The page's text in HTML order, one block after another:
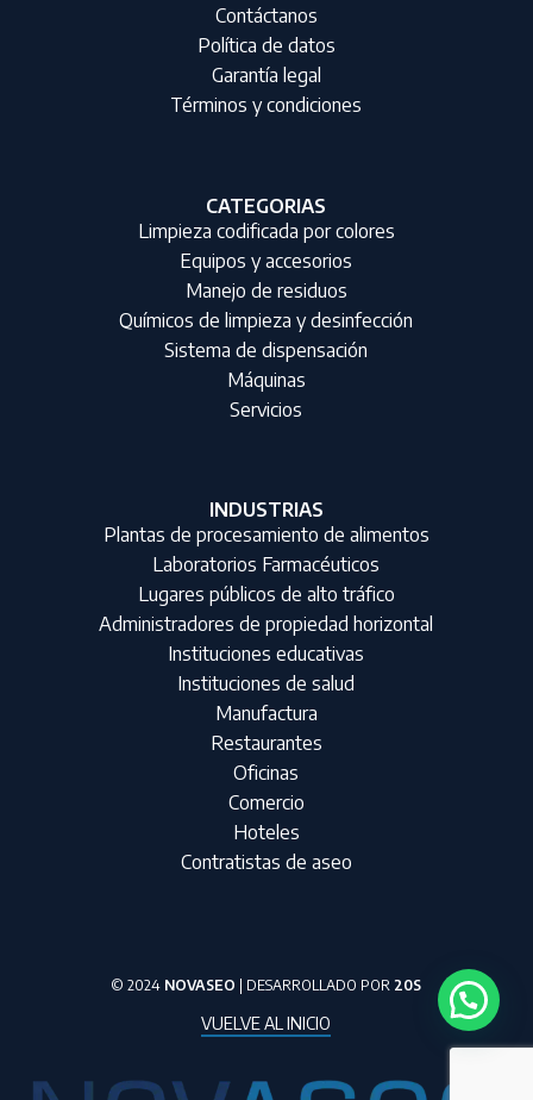
Contáctanos
Política de datos
Garantía legal
Términos y condiciones
CATEGORIAS
Limpieza codificada por colores
Equipos y accesorios
Manejo de residuos
Químicos de limpieza y desinfección
Sistema de dispensación
Máquinas
Servicios
INDUSTRIAS
Plantas de procesamiento de alimentos
Laboratorios Farmacéuticos
Lugares públicos de alto tráfico
Administradores de propiedad horizontal
Instituciones educativas
Instituciones de salud
Manufactura
Restaurantes
Oficinas
Comercio
Hoteles
Contratistas de aseo
© 2024 NOVASEO | DESARROLLADO POR 20S
VUELVE AL INICIO